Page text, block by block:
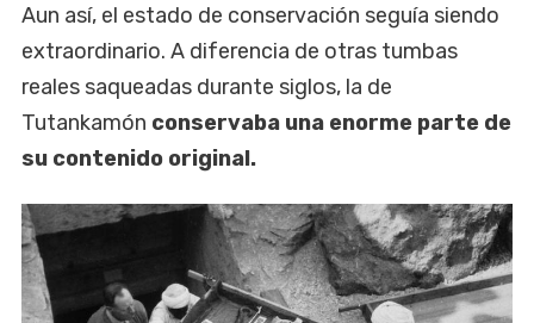
Aun así, el estado de conservación seguía siendo
extraordinario. A diferencia de otras tumbas
reales saqueadas durante siglos, la de
Tutankamón conservaba una enorme parte de
su contenido original.